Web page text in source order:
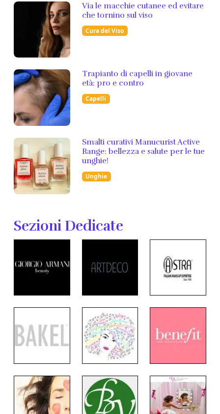
Via le macchie cutanee ed evitare
che tornino sul viso
Cura del Viso
Trapianto di capelli in giovane
età: pro e contro
Capelli
Smalti curativi Manucurist Active
Range: bellezza e salute per le tue
unghie!
Unghie
Sezioni Dedicate